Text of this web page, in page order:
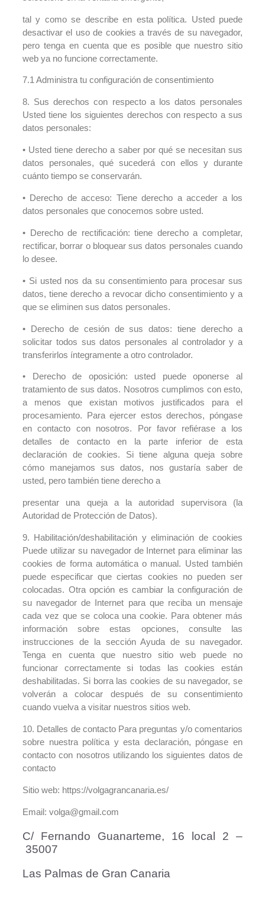
tal y como se describe en esta política. Usted puede
desactivar el uso de cookies a través de su navegador,
pero tenga en cuenta que es posible que nuestro sitio
web ya no funcione correctamente.
7.1 Administra tu configuración de consentimiento
8. Sus derechos con respecto a los datos personales
Usted tiene los siguientes derechos con respecto a sus
datos personales:
• Usted tiene derecho a saber por qué se necesitan sus
datos personales, qué sucederá con ellos y durante
cuánto tiempo se conservarán.
• Derecho de acceso: Tiene derecho a acceder a los
datos personales que conocemos sobre usted.
• Derecho de rectificación: tiene derecho a completar,
rectificar, borrar o bloquear sus datos personales cuando
lo desee.
• Si usted nos da su consentimiento para procesar sus
datos, tiene derecho a revocar dicho consentimiento y a
que se eliminen sus datos personales.
• Derecho de cesión de sus datos: tiene derecho a
solicitar todos sus datos personales al controlador y a
transferirlos íntegramente a otro controlador.
• Derecho de oposición: usted puede oponerse al
tratamiento de sus datos. Nosotros cumplimos con esto,
a menos que existan motivos justificados para el
procesamiento. Para ejercer estos derechos, póngase
en contacto con nosotros. Por favor refiérase a los
detalles de contacto en la parte inferior de esta
declaración de cookies. Si tiene alguna queja sobre
cómo manejamos sus datos, nos gustaría saber de
usted, pero también tiene derecho a
presentar una queja a la autoridad supervisora (la
Autoridad de Protección de Datos).
9. Habilitación/deshabilitación y eliminación de cookies
Puede utilizar su navegador de Internet para eliminar las
cookies de forma automática o manual. Usted también
puede especificar que ciertas cookies no pueden ser
colocadas. Otra opción es cambiar la configuración de
su navegador de Internet para que reciba un mensaje
cada vez que se coloca una cookie. Para obtener más
información sobre estas opciones, consulte las
instrucciones de la sección Ayuda de su navegador.
Tenga en cuenta que nuestro sitio web puede no
funcionar correctamente si todas las cookies están
deshabilitadas. Si borra las cookies de su navegador, se
volverán a colocar después de su consentimiento
cuando vuelva a visitar nuestros sitios web.
10. Detalles de contacto Para preguntas y/o comentarios
sobre nuestra política y esta declaración, póngase en
contacto con nosotros utilizando los siguientes datos de
contacto
Sitio web: https://volgagrancanaria.es/
Email: volga@gmail.com
C/ Fernando Guanarteme, 16 local 2 –
35007
Las Palmas de Gran Canaria